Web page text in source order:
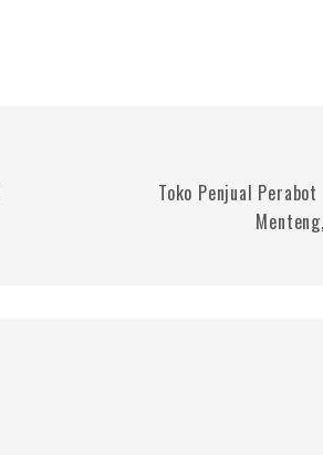
Toko Penjual